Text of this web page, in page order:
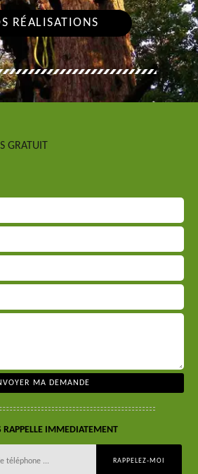
RÉALISATIONS
GRATUIT
RAPPELLE IMMEDIATEMENT